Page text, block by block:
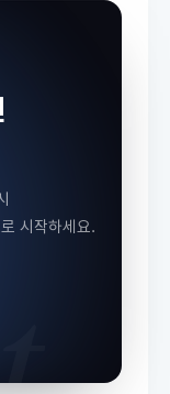
시작하세요.